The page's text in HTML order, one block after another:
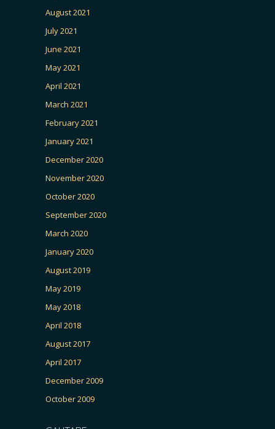
August 2021
July 2021
June 2021
May 2021
April 2021
March 2021
February 2021
January 2021
December 2020
November 2020
October 2020
September 2020
March 2020
January 2020
August 2019
May 2019
May 2018
April 2018
August 2017
April 2017
December 2009
October 2009